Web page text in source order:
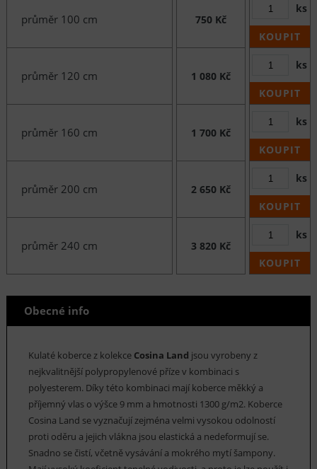
průměr 100 cm 750 Kč
ks
KOUPIT
průměr 120 cm 1 080 Kč
ks
KOUPIT
průměr 160 cm 1 700 Kč
ks
KOUPIT
průměr 200 cm 2 650 Kč
ks
KOUPIT
průměr 240 cm 3 820 Kč
ks
KOUPIT
Obecné info
Kulaté koberce z kolekce Cosina Land jsou vyrobeny z
nejkvalitnější polypropylenové příze v kombinaci s
polyesterem. Díky této kombinaci mají koberce měkký a
příjemný vlas o výšce 9 mm a hmotnosti 1300 g/m2. Koberce
Cosina Land se vyznačují zejména velmi vysokou odolností
proti oděru a jejich vlákna jsou elastická a nedeformují se.
Snadno se čistí, včetně vysávání a mokrého mytí šampony.